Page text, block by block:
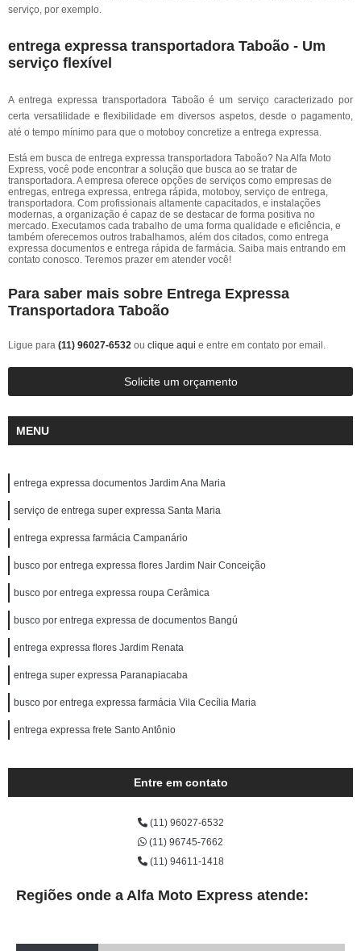
serviço, por exemplo.
entrega expressa transportadora Taboão - Um
serviço flexível
A entrega expressa transportadora Taboão é um serviço caracterizado por
certa versatilidade e flexibilidade em diversos aspetos, desde o pagamento,
até o tempo mínimo para que o motoboy concretize a entrega expressa.
Está em busca de entrega expressa transportadora Taboão? Na Alfa Moto
Express, você pode encontrar a solução que busca ao se tratar de
transportadora. A empresa oferece opções de serviços como empresas de
entregas, entrega expressa, entrega rápida, motoboy, serviço de entrega,
transportadora. Com profissionais altamente capacitados, e instalações
modernas, a organização é capaz de se destacar de forma positiva no
mercado. Executamos cada trabalho de uma forma qualidade e eficiência, e
também oferecemos outros trabalhamos, além dos citados, como entrega
expressa documentos e entrega rápida de farmácia. Saiba mais entrando em
contato conosco. Teremos prazer em atender você!
Para saber mais sobre Entrega Expressa
Transportadora Taboão
Ligue para (11) 96027-6532 ou clique aqui e entre em contato por email.
Solicite um orçamento
MENU
entrega expressa documentos Jardim Ana Maria
serviço de entrega super expressa Santa Maria
entrega expressa farmácia Campanário
busco por entrega expressa flores Jardim Nair Conceição
busco por entrega expressa roupa Cerâmica
busco por entrega expressa de documentos Bangú
entrega expressa flores Jardim Renata
entrega super expressa Paranapiacaba
busco por entrega expressa farmácia Vila Cecília Maria
entrega expressa frete Santo Antônio
Entre em contato
(11) 96027-6532
(11) 96745-7662
(11) 94611-1418
Regiões onde a Alfa Moto Express atende: